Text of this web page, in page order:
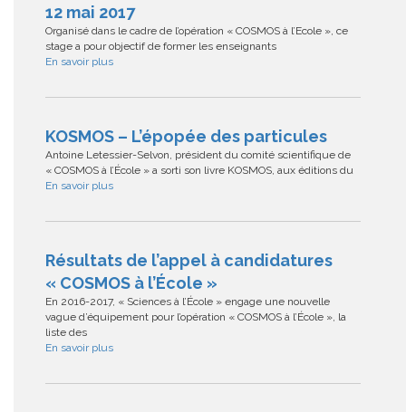
12 mai 2017
Organisé dans le cadre de l’opération « COSMOS à l’Ecole », ce
stage a pour objectif de former les enseignants
En savoir plus
KOSMOS – L’épopée des particules
Antoine Letessier-Selvon, président du comité scientifique de
« COSMOS à l’École » a sorti son livre KOSMOS, aux éditions du
En savoir plus
Résultats de l’appel à candidatures
« COSMOS à l’École »
En 2016-2017, « Sciences à l’École » engage une nouvelle
vague d’équipement pour l’opération « COSMOS à l’École », la
liste des
En savoir plus